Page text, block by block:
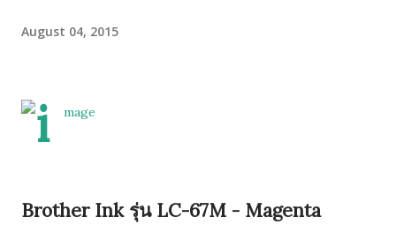
August 04, 2015
Brother Ink รุ่น LC-67M - Magenta